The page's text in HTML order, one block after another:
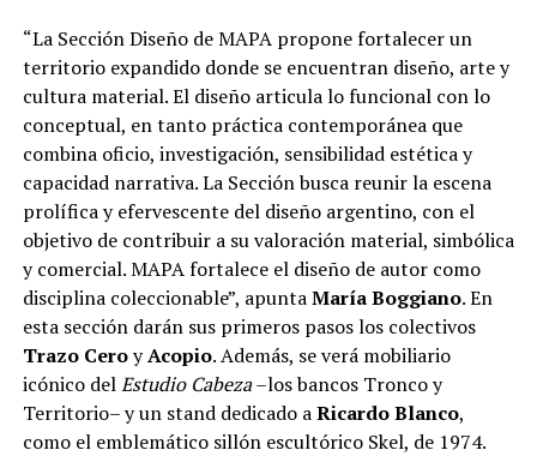
“La Sección Diseño de MAPA propone fortalecer un
territorio expandido donde se encuentran diseño, arte y
cultura material. El diseño articula lo funcional con lo
conceptual, en tanto práctica contemporánea que
combina oficio, investigación, sensibilidad estética y
capacidad narrativa. La Sección busca reunir la escena
prolífica y efervescente del diseño argentino, con el
objetivo de contribuir a su valoración material, simbólica
y comercial. MAPA fortalece el diseño de autor como
disciplina coleccionable”, apuntaMaría Boggiano. En
esta sección darán sus primeros pasos los colectivos
Trazo CeroyAcopio. Además, se verá mobiliario
icónico delEstudio Cabeza–los bancos Tronco y
Territorio– y un stand dedicado aRicardo Blanco,
como el emblemático sillón escultórico Skel, de 1974.